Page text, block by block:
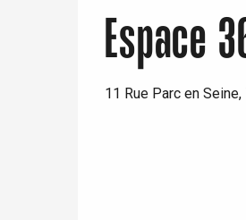
Espace
11 Rue Parc en